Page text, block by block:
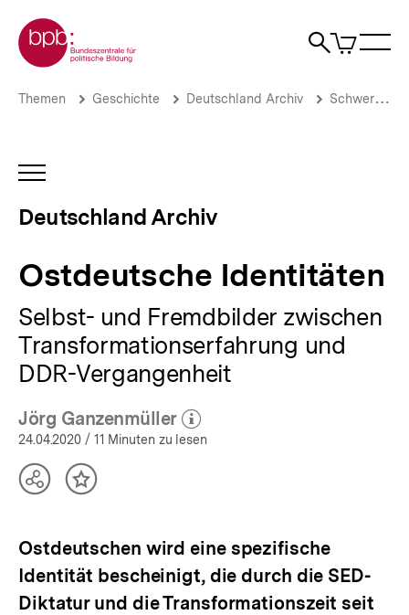
zum
Seiteninhalt
springen
Zur Startseite der bpb
Suche
Artikel
im
Ostdeutsche
Archiv
Brotkrümelnavigation
Pfadnavigation
Themen Geschichte Deutschland Archiv Schwerpunkte
INHALTSNAVIGATION
Deutschland Archiv
Ostdeutsche Identitäten
Selbst- und Fremdbilder zwischen
Transformationserfahrung und
DDR-Vergangenheit
Jörg Ganzenmüller
(Mehr zum Autor)
öffnen
24.04.2020 / 11 Minuten zu lesen
TeilenInhalt
Ostdeutschen wird eine spezifische
Identität bescheinigt, die durch die SED-
Diktatur und die Transformationszeit seit